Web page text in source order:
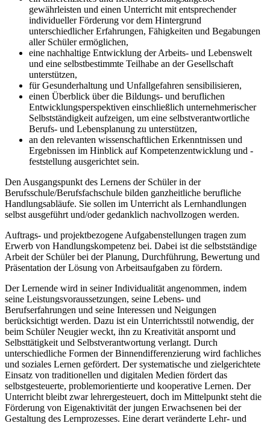
gewährleisten und einen Unterricht mit entsprechender
individueller Förderung vor dem Hintergrund
unterschiedlicher Erfahrungen, Fähigkeiten und Begabungen
aller Schüler ermöglichen,
eine nachhaltige Entwicklung der Arbeits- und Lebenswelt
und eine selbstbestimmte Teilhabe an der Gesellschaft
unterstützen,
für Gesunderhaltung und Unfallgefahren sensibilisieren,
einen Überblick über die Bildungs- und beruflichen
Entwicklungsperspektiven einschließlich unternehmerischer
Selbstständigkeit aufzeigen, um eine selbstverantwortliche
Berufs- und Lebensplanung zu unterstützen,
an den relevanten wissenschaftlichen Erkenntnissen und
Ergebnissen im Hinblick auf Kompetenzentwicklung und -
feststellung ausgerichtet sein.
Den Ausgangspunkt des Lernens der Schüler in der
Berufsschule/Berufsfachschule bilden ganzheitliche berufliche
Handlungsabläufe. Sie sollen im Unterricht als Lernhandlungen
selbst ausgeführt und/oder gedanklich nachvollzogen werden.
Auftrags- und projektbezogene Aufgabenstellungen tragen zum
Erwerb von Handlungskompetenz bei. Dabei ist die selbstständige
Arbeit der Schüler bei der Planung, Durchführung, Bewertung und
Präsentation der Lösung von Arbeitsaufgaben zu fördern.
Der Lernende wird in seiner Individualität angenommen, indem
seine Leistungsvoraussetzungen, seine Lebens- und
Berufserfahrungen und seine Interessen und Neigungen
berücksichtigt werden. Dazu ist ein Unterrichtsstil notwendig, der
beim Schüler Neugier weckt, ihn zu Kreativität anspornt und
Selbsttätigkeit und Selbstverantwortung verlangt. Durch
unterschiedliche Formen der Binnendifferenzierung wird fachliches
und soziales Lernen gefördert. Der systematische und zielgerichtete
Einsatz von traditionellen und digitalen Medien fördert das
selbstgesteuerte, problemorientierte und kooperative Lernen. Der
Unterricht bleibt zwar lehrergesteuert, doch im Mittelpunkt steht die
Förderung von Eigenaktivität der jungen Erwachsenen bei der
Gestaltung des Lernprozesses. Eine derart veränderte Lehr- und